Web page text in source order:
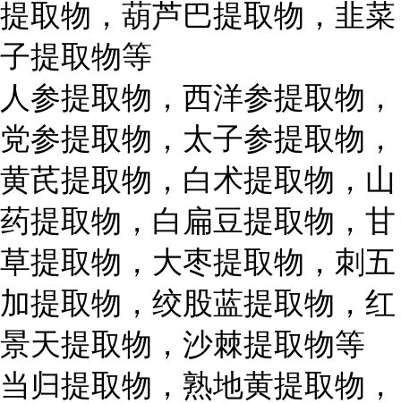
提取物，葫芦巴提取物，韭菜
子提取物等
人参提取物，西洋参提取物，
党参提取物，太子参提取物，
黄芪提取物，白术提取物，山
药提取物，白扁豆提取物，甘
草提取物，大枣提取物，刺五
加提取物，绞股蓝提取物，红
景天提取物，沙棘提取物等
当归提取物，熟地黄提取物，